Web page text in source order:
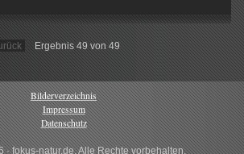
Ergebnis 49 von 49
Bilderverzeichnis
Impressum
Datenschutz
· fokus-natur.de, Alle Rechte vorbehalten.